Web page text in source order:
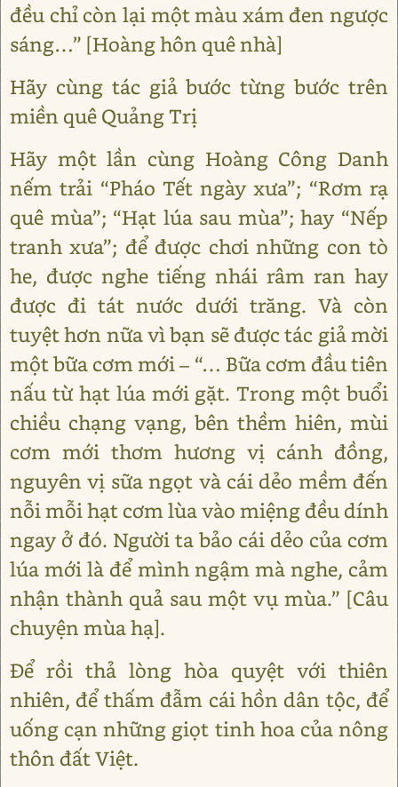
đều chỉ còn lại một màu xám đen ngược
sáng…” [Hoàng hôn quê nhà]
Hãy cùng tác giả bước từng bước trên
miền quê Quảng Trị
Hãy một lần cùng Hoàng Công Danh
nếm trải “Pháo Tết ngày xưa”; “Rơm rạ
quê mùa”; “Hạt lúa sau mùa”; hay “Nếp
tranh xưa”; để được chơi những con tò
he, được nghe tiếng nhái râm ran hay
được đi tát nước dưới trăng. Và còn
tuyệt hơn nữa vì bạn sẽ được tác giả mời
một bữa cơm mới – “… Bữa cơm đầu tiên
nấu từ hạt lúa mới gặt. Trong một buổi
chiều chạng vạng, bên thềm hiên, mùi
cơm mới thơm hương vị cánh đồng,
nguyên vị sữa ngọt và cái dẻo mềm đến
nỗi mỗi hạt cơm lùa vào miệng đều dính
ngay ở đó. Người ta bảo cái dẻo của cơm
lúa mới là để mình ngậm mà nghe, cảm
nhận thành quả sau một vụ mùa.” [Câu
chuyện mùa hạ].
Để rồi thả lòng hòa quyệt với thiên
nhiên, để thấm đẫm cái hồn dân tộc, để
uống cạn những giọt tinh hoa của nông
thôn đất Việt.